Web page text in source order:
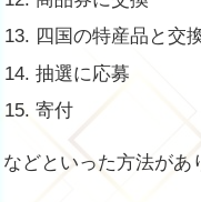
四国の特産品と交
抽選に応募
寄付
などといった方法があ